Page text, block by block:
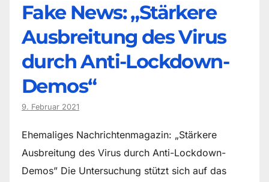
Fake News: „Stärkere
Ausbreitung des Virus
durch Anti-Lockdown-
Demos“
9. Februar 2021
Ehemaliges Nachrichtenmagazin: „Stärkere
Ausbreitung des Virus durch Anti-Lockdown-
Demos” Die Untersuchung stützt sich auf das